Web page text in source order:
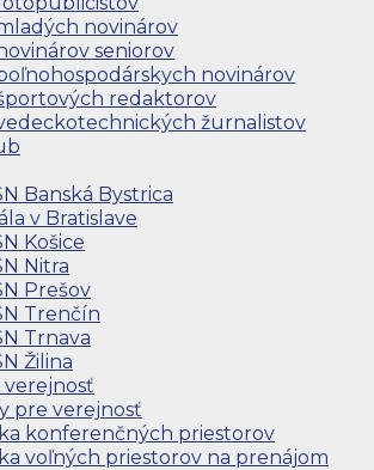
novinárov
seniorov
novinárov
redaktorov
žurnalistov
Banská Bystrica
v Bratislave
Košice
Nitra
Prešov
Trenčín
Trnava
Žilina
pre verejnosť
konferenčných priestorov
voľných priestorov na prenájom